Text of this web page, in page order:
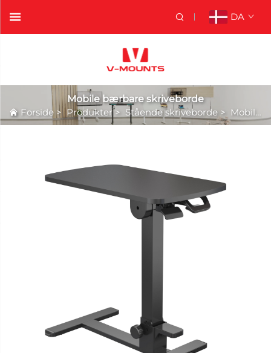
DA
Mobile bærbare skriveborde
Forside > Produkter> Stående skriveborde > Mobile bærbare skriveborde